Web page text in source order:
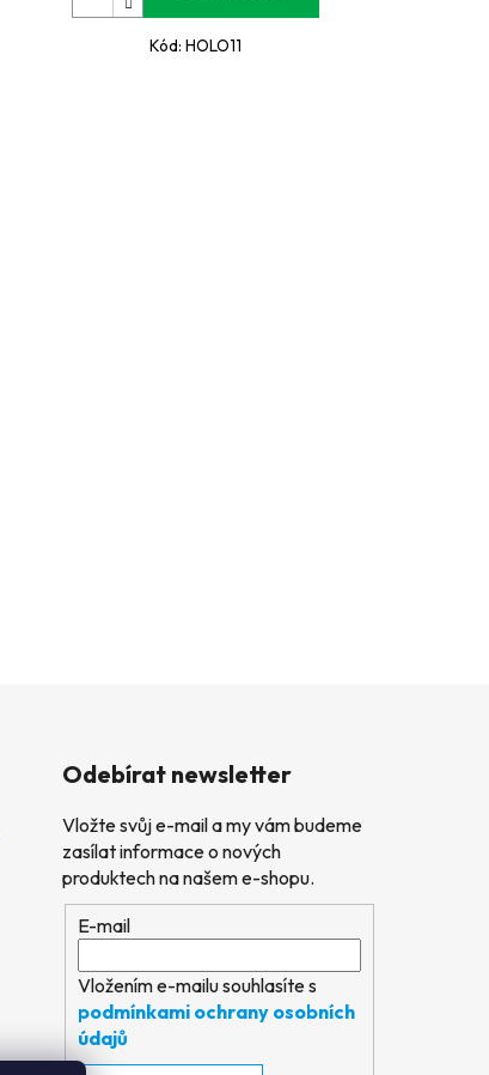
Kód:HOLO11
Odebírat newsletter
Vložte svůj e-mail a my vám budeme
zasílat informace o nových
produktech na našem e-shopu.
E-mail
Vložením e-mailu souhlasíte s
podmínkami ochrany osobních
údajů